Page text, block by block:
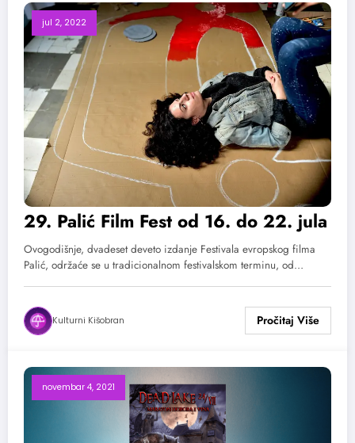
jul 2, 2022
29. Palić Film Fest od 16. do 22. jula
Ovogodišnje, dvadeset deveto izdanje Festivala evropskog filma
Palić, održaće se u tradicionalnom festivalskom terminu, od…
Kulturni Kišobran
novembar 4, 2021